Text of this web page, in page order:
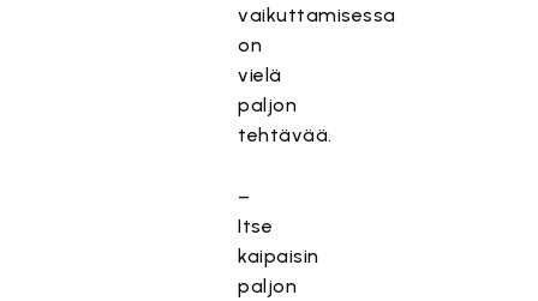
vaikuttamisessa
on
vielä
paljon
tehtävää.
–
Itse
kaipaisin
paljon